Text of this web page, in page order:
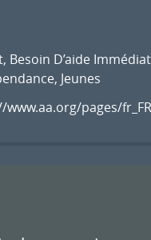
, Besoin D’aide
, Jeunes
pages/fr_FR